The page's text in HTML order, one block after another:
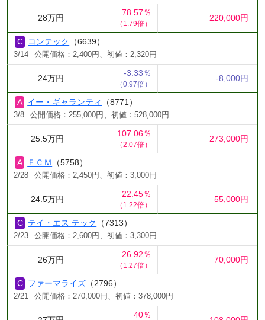
28万円
78.57％
（1.79倍）
220,000円
コンテック （6639）
3/14 公開価格：2,400円、初値：2,320円
24万円
-3.33％
（0.97倍）
-8,000円
イー・ギャランティ （8771）
3/8 公開価格：255,000円、初値：528,000円
25.5万円
107.06％
（2.07倍）
273,000円
ＦＣＭ （5758）
2/28 公開価格：2,450円、初値：3,000円
24.5万円
22.45％
（1.22倍）
55,000円
テイ・エス テック （7313）
2/23 公開価格：2,600円、初値：3,300円
26万円
26.92％
（1.27倍）
70,000円
ファーマライズ （2796）
2/21 公開価格：270,000円、初値：378,000円
40％